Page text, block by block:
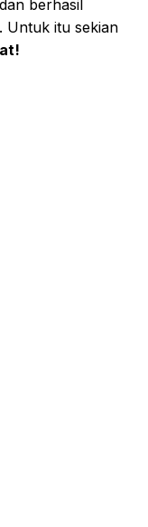
berhasil
Untuk itu sekian